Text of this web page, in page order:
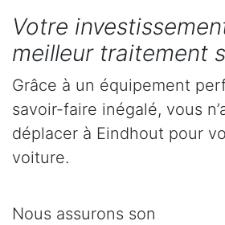
Votre
meilleur traitement
Grâce à un équipement
savoir-faire inégalé, vous
déplacer à Eindhout pour
voiture.
Nous assurons son